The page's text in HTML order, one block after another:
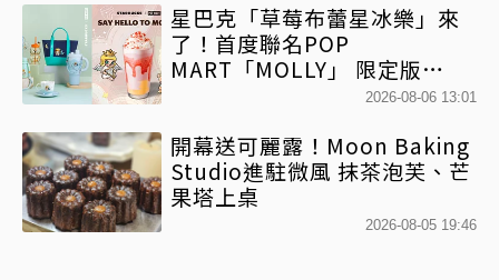
星巴克「草莓布蕾星冰樂」來
了！首度聯名POP
MART「MOLLY」 限定版
「MOLLYｘBearista小熊杯」
2026-08-06 13:01
開幕送可麗露！Moon Baking
Studio進駐微風 抹茶泡芙、芒
果塔上桌
2026-08-05 19:46